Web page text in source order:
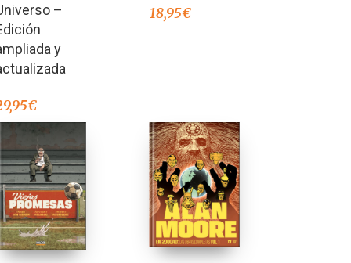
–
y
€
18,95€